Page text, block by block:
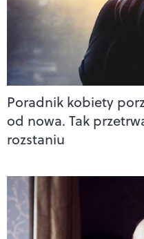
Poradnik kobiety
od nowa. Tak
rozstaniu